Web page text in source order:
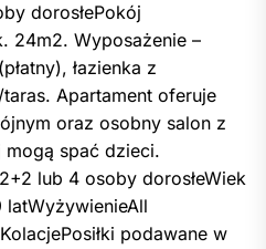
dorosłePokój
24m2. Wyposażenie –
łazienka z
Apartament oferuje
oraz osobny salon z
mogą spać dzieci.
lub 4 osoby dorosłeWiek
podawane w